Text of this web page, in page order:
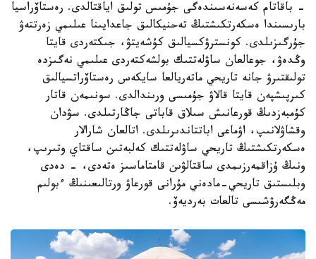
- باقاتام كەسەنەسىندەگى جۇمىس تولىق اياقتالدى. رەستاۆراسيا
بارىسىندا ەسكەرتكىشتىڭ تەحنيكالىق جاعدايىنا عىلىمي زەرتتەۋ
جۇرگىزىلدى. كونسترۋكسيالىق كۇشەيتۋ، جىكتەردى قايتا
وڭدەۋ، جوعالعان ساۋلەتتىك بولشەكتەردى عىلىمي نەگىزدە
تولىقتىرۋ جانە تاريحي ماتەريالعا سايكەس رەستاۆراتسيالىق
كىرپىشپەن قايتا قالاۋ جۇمىسى ورىندالدى. سونىمەن قاتار
كۇمبەزدىڭ قورعانىش سىلاق قاباتى جاڭارتىلدى. سۋدان
وقشاۋلانىپ، اۋماعى اباتتاندىرىلدى. اتالعان شارالار
ەسكەرتكىشتىڭ تاريحي ساۋلەتتىك كەلبەتىن ساقتاي وتىرىپ،
ونىڭ ۇزاقمەرزىمدى ساقتالۋىن قامتاماسىز ەتەدى، - دەدى
وبلىستىق تاريحي-مادەني مۇرانى قورعاۋ ورتالىعىنىڭ ءبولىم
مەڭگەرۋشىسى تالعات بەرديەۆ.